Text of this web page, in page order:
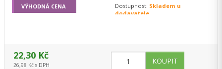
Dostupnost: Skladem u
dodavatele
22,30 Kč
26,98 Kč s DPH
VÝHODNÁ CENA